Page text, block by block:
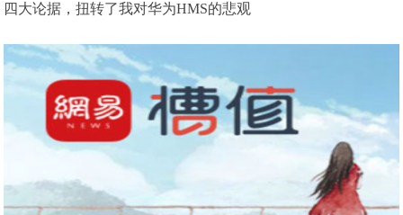
四大论据，扭转了我对华为HMS的悲观